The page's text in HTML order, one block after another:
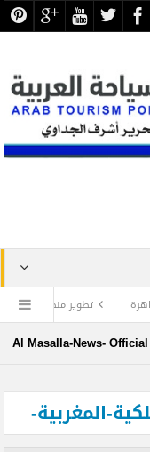
تطوير منظومة العمل
Al Masalla-News-
المغربية-